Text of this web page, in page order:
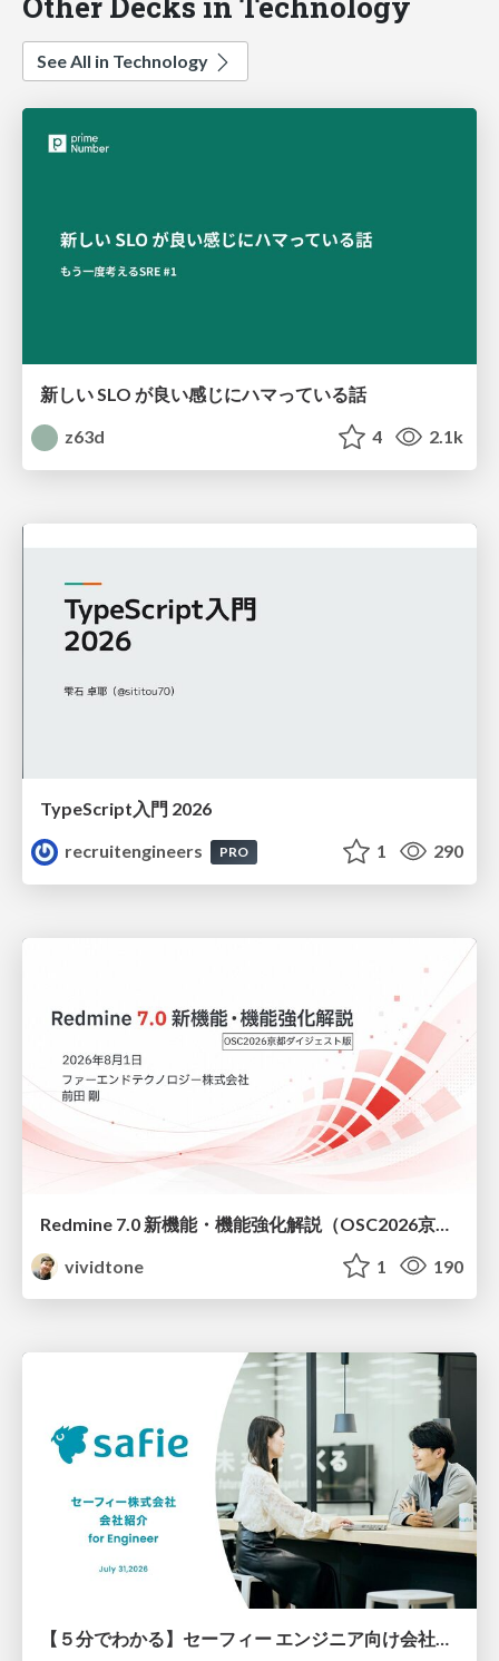
See All in Technology
新しい SLO が良い感じにハマっている話
z63d
4 2.1k
TypeScript入門 2026
recruitengineers
PRO 1 290
vividtone
1 190
【５分でわかる】セーフィー エンジニア向け会社紹介